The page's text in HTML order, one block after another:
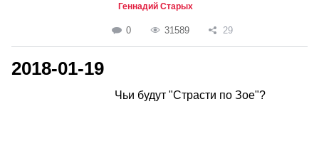
Геннадий Старых
0 31589 29
2018-01-19
Чьи будут "Страсти по Зое"?